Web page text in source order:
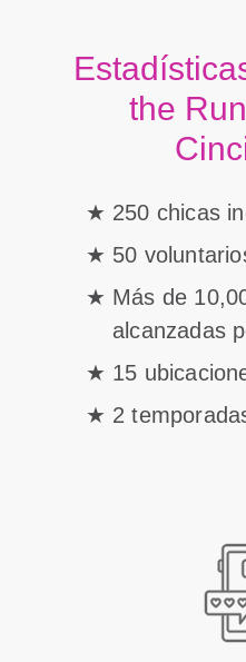
the
250 chicas
50
Más de
alcanzadas
15
2